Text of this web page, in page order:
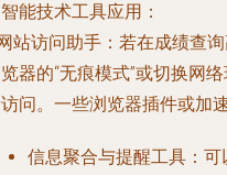
能技术工具应用：
站访问助手 ：若在成绩查
器的“无痕模式”或切换网
问。一些浏览器插件或加
信息聚合与提醒工具 ：